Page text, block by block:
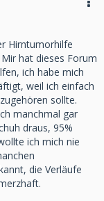
Hirntumorhilfe
hat dieses Forum
ich habe mich
weil ich einfach
sollte.
manchmal gar
draus, 95%
ich mich nie
die Verläufe